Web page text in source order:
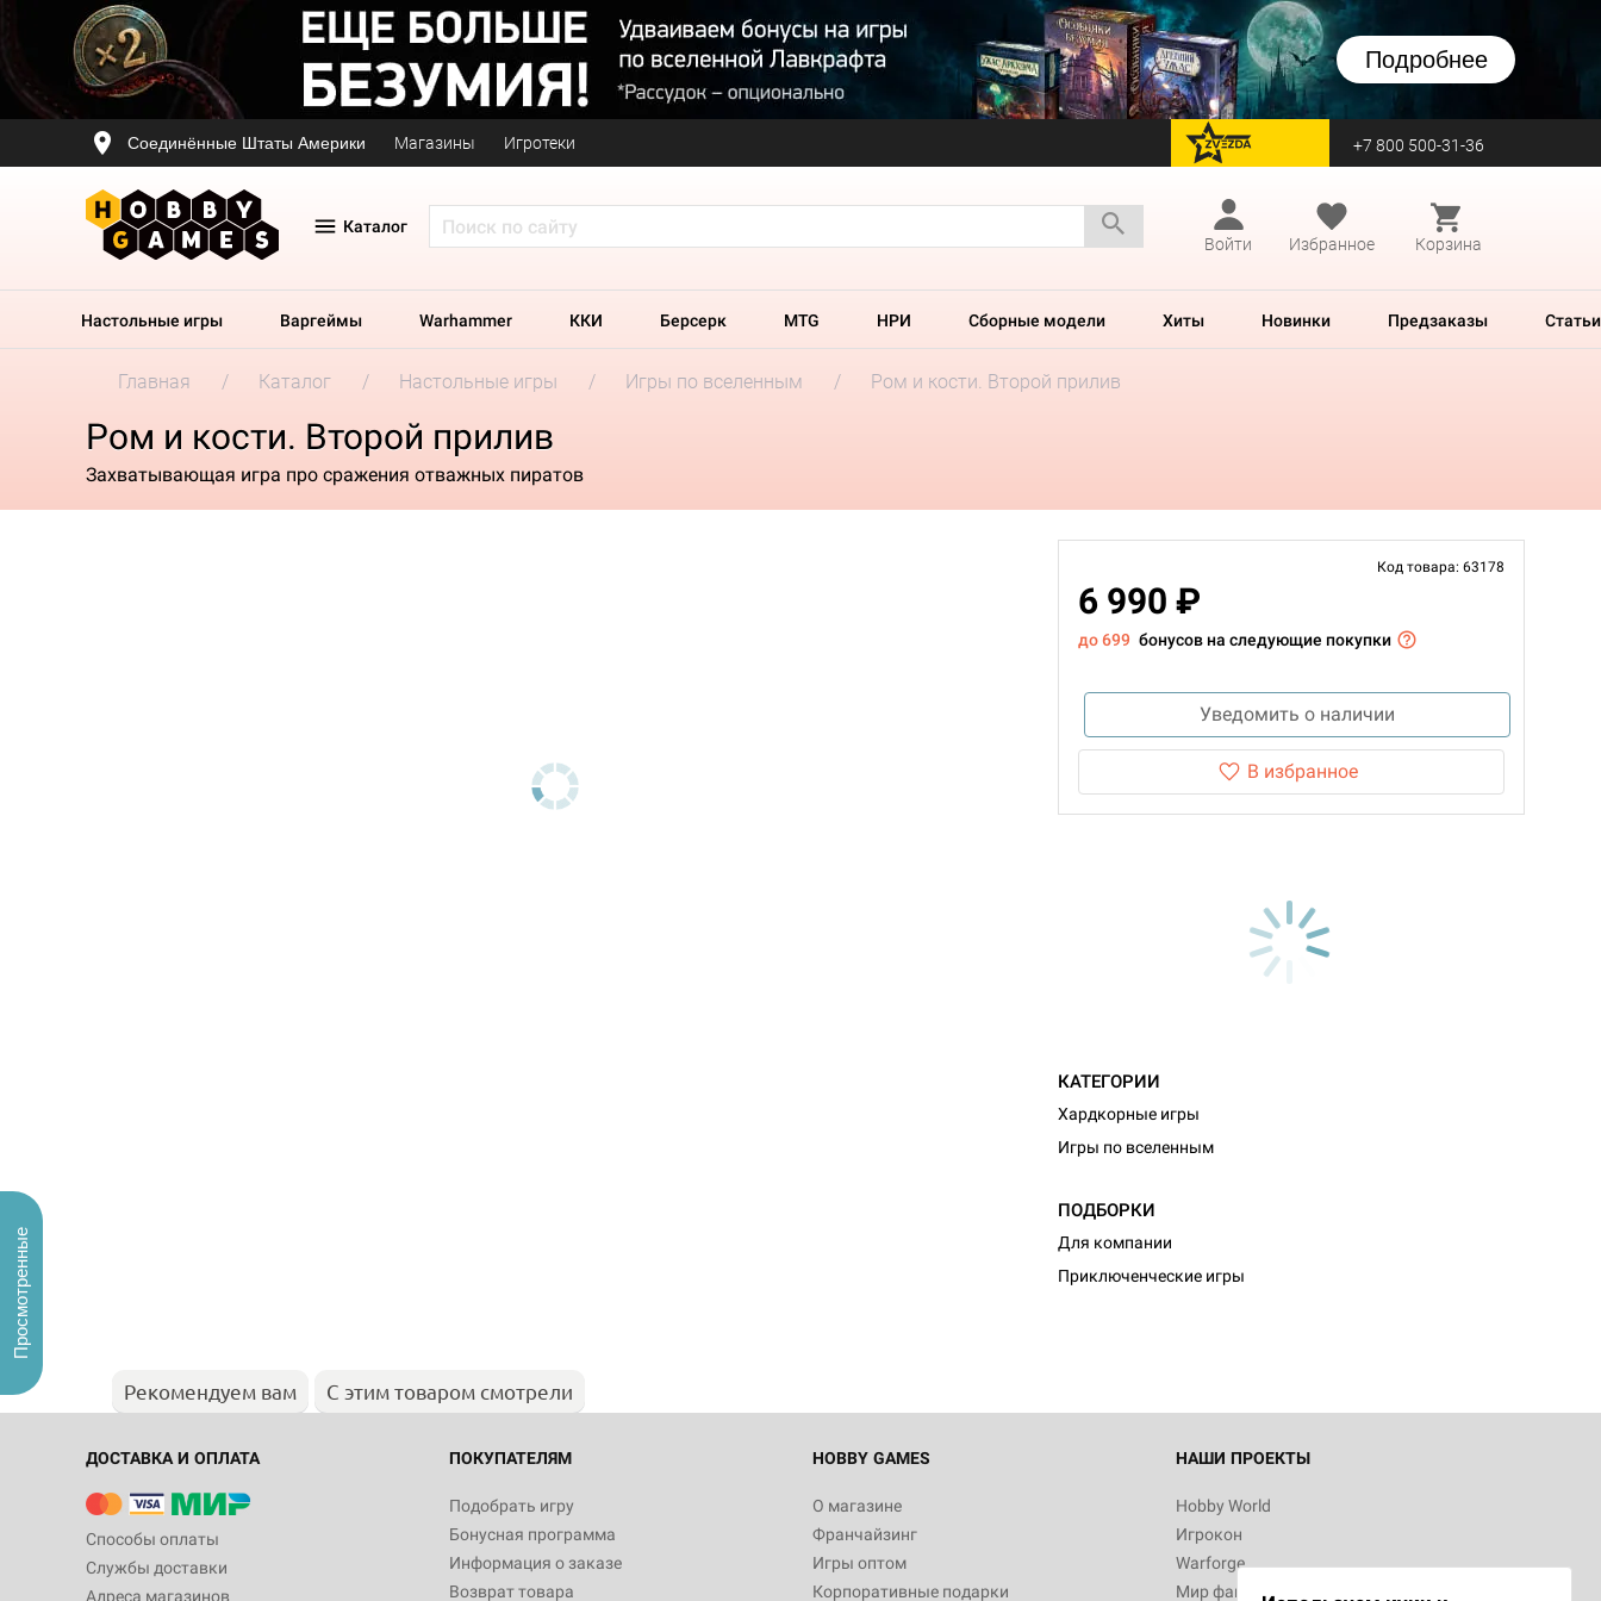
Подробнее
Соединённые Штаты Америки Магазины Игротеки перейти на Zvezda +7 800 500-31-36
Каталог
Войти
Избранное Корзина
Настольные игры Варгеймы Warhammer ККИ Берсерк MTG НРИ Сборные модели Хиты Новинки Предзаказы Статьи
Главная Каталог Настольные игры Игры по вселенным Ром и кости. Второй прилив
Ром и кости. Второй прилив
Захватывающая игра про сражения отважных пиратов
Код товара: 63178
6 990 ₽
до 699 бонусов на следующие покупки
Уведомить о наличии
В избранное
КАТЕГОРИИ
Хардкорные игры
Игры по вселенным
ПОДБОРКИ
Для компании
Приключенческие игры
Рекомендуем вам С этим товаром смотрели
ДОСТАВКА И ОПЛАТА
Способы оплаты
Службы доставки
Адреса магазинов
ПОКУПАТЕЛЯМ
Подобрать игру
Бонусная программа
Информация о заказе
Возврат товара
HOBBY GAMES
О магазине
Франчайзинг
Игры оптом
Корпоративные подарки
НАШИ ПРОЕКТЫ
Hobby World
Игрокон
Warforge
Мир фантастики
Просмотренные
Настольная игра Hobby World Монстры
Белая смерть
12 990
Настольная игра Hobby World Берсерк.